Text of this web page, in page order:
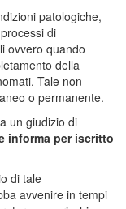
patologiche,
di
ovvero quando
della
Tale non-
o permanente.
un giudizio di
informa per iscritto
di tale
avvenire in tempi